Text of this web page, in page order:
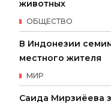
животных
ОБЩЕСТВО
В Индонезии
местного жителя
МИР
Саида Мирзиёева